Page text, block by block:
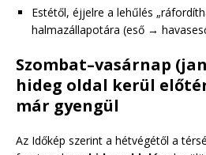
Estétől, éjjelre a lehűlés
halmazállapotára (eső →
Szombat–vasárnap
hideg oldal kerül
már gyengül
Az Időkép szerint a hétvégétől a